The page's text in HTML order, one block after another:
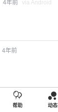
4年前 via Android
4年前
4年前
帮助 动态